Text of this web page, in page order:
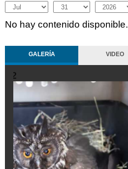
Month
Day Year
No hay contenido disponible.
GALERÍA VIDEO
10 Octubre 2022